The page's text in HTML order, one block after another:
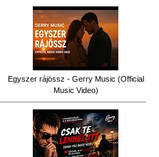
Egyszer rájössz - Gerry Music (Official
Music Video)